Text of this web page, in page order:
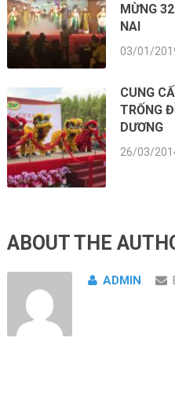
MỪNG
NAI
03/01/
CUNG
TRỐNG
DƯƠNG
26/03/
ABOUT THE
ADMIN